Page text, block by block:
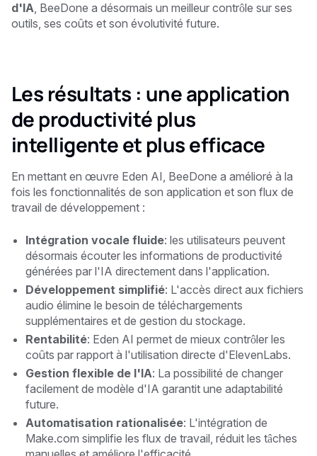
d'IA, BeeDone a désormais un meilleur contrôle sur ses
outils, ses coûts et son évolutivité future.
Les résultats : une application
de productivité plus
intelligente et plus efficace
En mettant en œuvre Eden AI, BeeDone a amélioré à la
fois les fonctionnalités de son application et son flux de
travail de développement :
Intégration vocale fluide: les utilisateurs peuvent
désormais écouter les informations de productivité
générées par l'IA directement dans l'application.
Développement simplifié: L'accès direct aux fichiers
audio élimine le besoin de téléchargements
supplémentaires et de gestion du stockage.
Rentabilité: Eden AI permet de mieux contrôler les
coûts par rapport à l'utilisation directe d'ElevenLabs.
Gestion flexible de l'IA: La possibilité de changer
facilement de modèle d'IA garantit une adaptabilité
future.
Automatisation rationalisée: L'intégration de
Make.com simplifie les flux de travail, réduit les tâches